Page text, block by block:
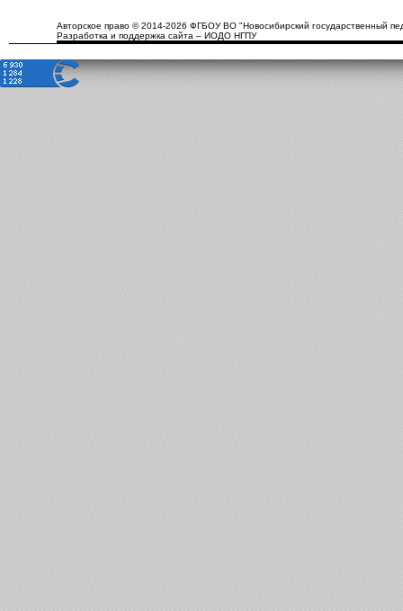
Авторское право © 2014-2026 ФГБОУ ВО "Новосибирский государственный
Разработка и поддержка сайта – ИОДО НГПУ